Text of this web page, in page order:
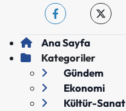
Ana Sayfa
Kategoriler
Gündem
Ekonomi
Kültür-Sanat